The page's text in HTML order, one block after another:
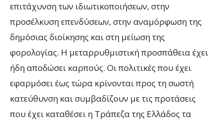
επιτάχυνση των ιδιωτικοποιήσεων, στην
προσέλκυση επενδύσεων, στην αναμόρφωση της
δημόσιας διοίκησης και στη μείωση της
φορολογίας. Η μεταρρυθμιστική προσπάθεια έχει
ήδη αποδώσει καρπούς. Οι πολιτικές που έχει
εφαρμόσει έως τώρα κρίνονται προς τη σωστή
κατεύθυνση και συμβαδίζουν με τις προτάσεις
που έχει καταθέσει η Τράπεζα της Ελλάδος τα